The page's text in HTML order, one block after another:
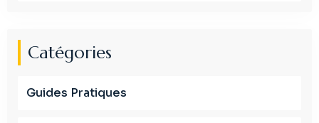
Catégories
Guides Pratiques